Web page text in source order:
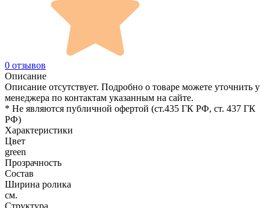
0 отзывов
Описание
Описание отсутствует. Подробно о товаре можете уточнить у
менеджера по контактам указанным на сайте.
* Не являются публичной офертой (ст.435 ГК РФ, cт. 437 ГК
РФ)
Характеристики
Цвет
green
Прозрачность
Состав
Ширина ролика
см.
Структура